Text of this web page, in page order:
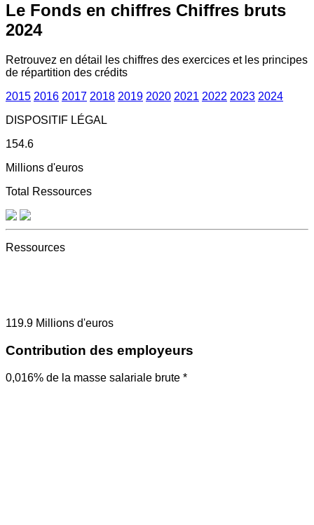
Le Fonds en chiffres Chiffres bruts
2024
Retrouvez en détail les chiffres des exercices et les principes
de répartition des crédits
2015 2016 2017 2018 2019 2020 2021 2022 2023 2024
DISPOSITIF LÉGAL
154.6
Millions d'euros
Total Ressources
Ressources
119.9 Millions d'euros
Contribution des employeurs
0,016% de la masse salariale brute *